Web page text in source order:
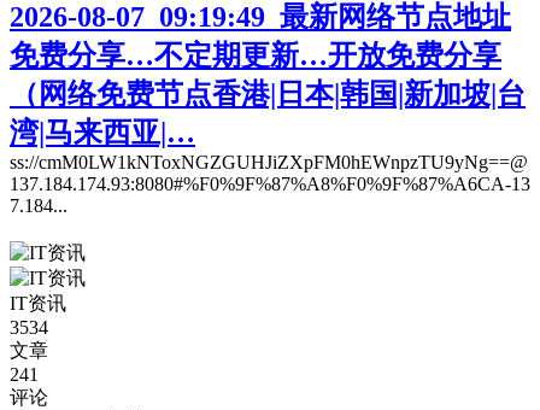
2026-08-07_09:19:49_最新网络节点地址
免费分享…不定期更新…开放免费分享
（网络免费节点香港|日本|韩国|新加坡|台
湾|马来西亚|…
ss://cmM0LW1kNToxNGZGUHJiZXpFM0hEWnpzTU9yNg==@
137.184.174.93:8080#%F0%9F%87%A8%F0%9F%87%A6CA-13
7.184...
IT资讯
3534
文章
241
评论